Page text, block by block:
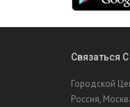
Связаться
Городской
Россия,